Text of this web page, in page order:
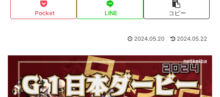
Pocket LINE コピー
2024.05.20 2024.05.22